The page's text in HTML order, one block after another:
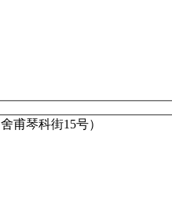
甫琴科街15号）